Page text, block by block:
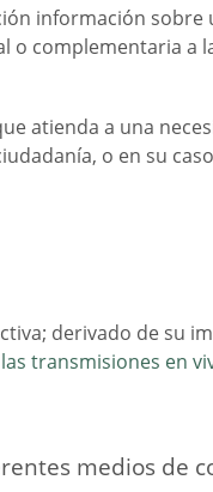
información sobre
o complementaria a
atienda a una
o en su
derivado de su
transmisiones en
medios de